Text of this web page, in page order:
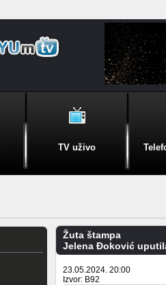
TV uživo
Žuta štampa
Jelena Đoković
23.05.2024. 20:00
Izvor: B92